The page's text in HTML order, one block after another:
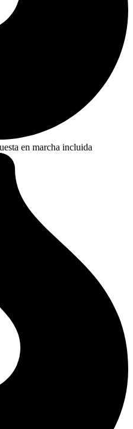
en marcha incluida